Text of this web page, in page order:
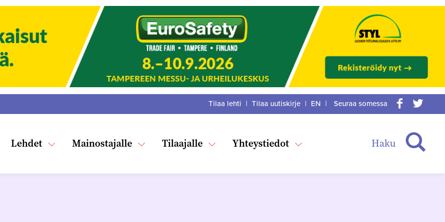
Lehdet Mainostajalle Tilaajalle Yhteystiedot Haku
Tilaa lehti | Tilaa uutiskirje | EN |
Seuraa somessa
:Facebook
Twitter